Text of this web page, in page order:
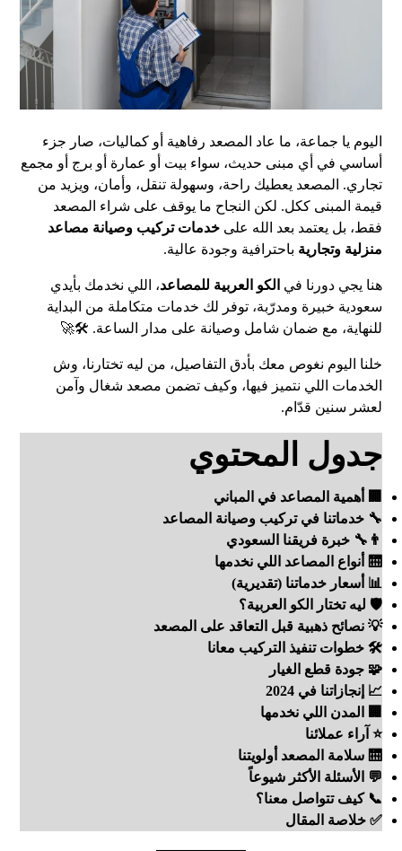
اليوم يا جماعة، ما عاد المصعد رفاهية أو كماليات، صار جزء
أساسي في أي مبنى حديث، سواء بيت أو عمارة أو برج أو مجمع
تجاري. المصعد يعطيك راحة، وسهولة تنقل، وأمان، ويزيد من
قيمة المبنى ككل. لكن النجاح ما يوقف على شراء المصعد
فقط، بل يعتمد بعد الله علىخدمات تركيب وصيانة مصاعد
منزلية وتجارية باحترافية وجودة عالية.
هنا يجي دورنا في الكو العربية للمصاعد، اللي نخدمك بأيدي
سعودية خبيرة ومدرّبة، توفر لك خدمات متكاملة من البداية
للنهاية، مع ضمان شامل وصيانة على مدار الساعة. 🛠️🚀
خلنا اليوم نغوص معك بأدق التفاصيل، من ليه تختارنا، وش
الخدمات اللي نتميز فيها، وكيف تضمن مصعد شغال وآمن
لعشر سنين قدّام.
جدول المحتوي
🏢 أهمية المصاعد في المباني
🔧 خدماتنا في تركيب وصيانة المصاعد
👨‍🔧 خبرة فريقنا السعودي
🛗 أنواع المصاعد اللي نخدمها
📊 أسعار خدماتنا (تقديرية)
🛡️ ليه تختار الكو العربية؟
💡 نصائح ذهبية قبل التعاقد على المصعد
🛠️ خطوات تنفيذ التركيب معانا
🧩 جودة قطع الغيار
📈 إنجازاتنا في 2024
🏢 المدن اللي نخدمها
⭐ آراء عملائنا
🛗 سلامة المصعد أولويتنا
💬 الأسئلة الأكثر شيوعاً
📞 كيف تتواصل معنا؟
✅ خلاصة المقال